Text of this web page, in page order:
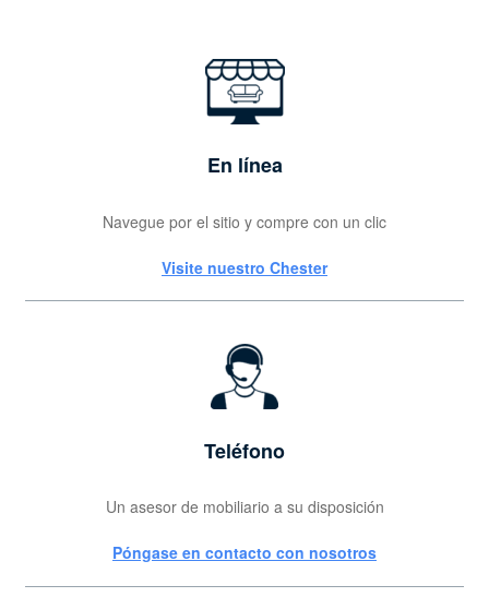
En línea
Navegue por el sitio y compre con un clic
Visite nuestro Chester
Teléfono
Un asesor de mobiliario a su disposición
Póngase en contacto con nosotros